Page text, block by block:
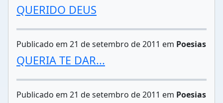
QUERIDO DEUS
Publicado em 21 de setembro de 2011 em Poesias
QUERIA TE DAR...
Publicado em 21 de setembro de 2011 em Poesias